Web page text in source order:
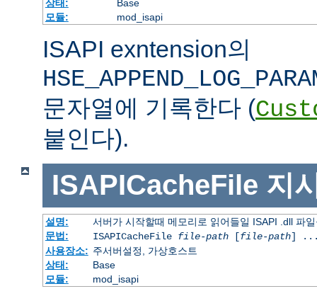
상태:
Base
모듈:
mod_isapi
ISAPI exntension의
문자열에 기록한다 (
붙인다).
ISAPICacheFile 지
설명:
서버가 시작할때 메모리로 읽어들일 ISAPI .dll 파
문법:
ISAPICacheFile file-path[file-path]
사용장소: 주서버설정, 가상호스트
상태:
Base
모듈:
mod_isapi